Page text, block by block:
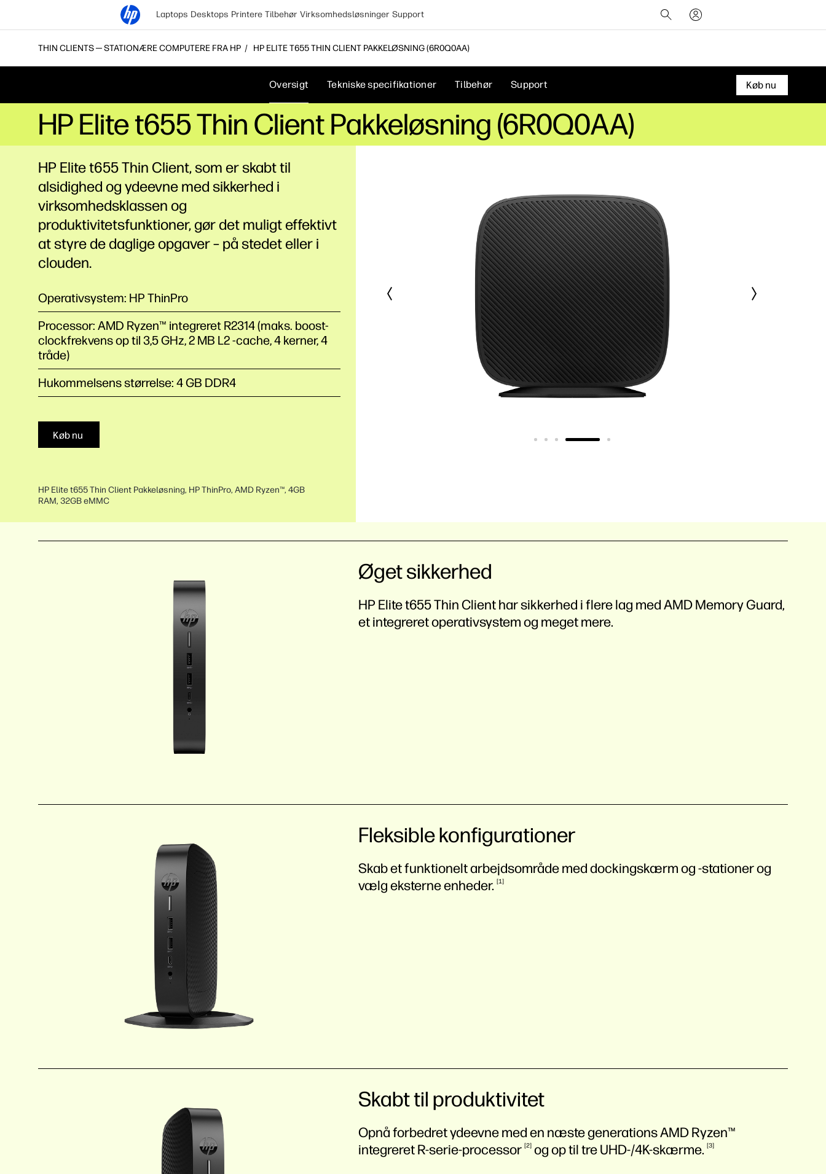
Laptops Desktops Printere Tilbehør Virksomhedsløsninger Support
THIN CLIENTS ─ STATIONÆRE COMPUTERE FRA HP HP ELITE T655 THIN CLIENT PAKKELØSNING (6R0Q0AA)
Oversigt Tekniske specifikationer Tilbehør Support Køb nu
HP Elite t655 Thin Client Pakkeløsning (6R0Q0AA)
HP Elite t655 Thin Client, som er skabt til
alsidighed og ydeevne med sikkerhed i
virksomhedsklassen og
produktivitetsfunktioner, gør det muligt effektivt
at styre de daglige opgaver – på stedet eller i
clouden.
Operativsystem: HP ThinPro
Processor: AMD Ryzen™ integreret R2314 (maks. boost-
clockfrekvens op til 3,5 GHz, 2 MB L2 -cache, 4 kerner, 4
tråde)
Hukommelsens størrelse: 4 GB DDR4
Køb nu
HP Elite t655 Thin Client Pakkeløsning, HP ThinPro, AMD Ryzen™, 4GB
RAM, 32GB eMMC
Øget sikkerhed
HP Elite t655 Thin Client har sikkerhed i flere lag med AMD Memory Guard,
et integreret operativsystem og meget mere.
Fleksible konfigurationer
Skab et funktionelt arbejdsområde med dockingskærm og -stationer og
vælg eksterneenheder. 1
Skabt til produktivitet
Opnå forbedret ydeevne med en næste generations AMD Ryzen™
integreretR-serie-processor 2 og op til treUHD-/4K-skærme. 3